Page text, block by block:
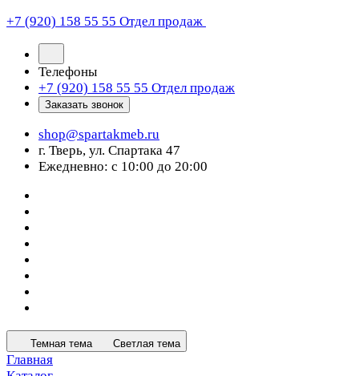
+7 (920) 158 55 55 Отдел продаж
Телефоны
+7 (920) 158 55 55 Отдел продаж
Заказать звонок
shop@spartakmeb.ru
г. Тверь, ул. Спартака 47
Ежедневно: с 10:00 до 20:00
Темная тема Светлая тема
Главная